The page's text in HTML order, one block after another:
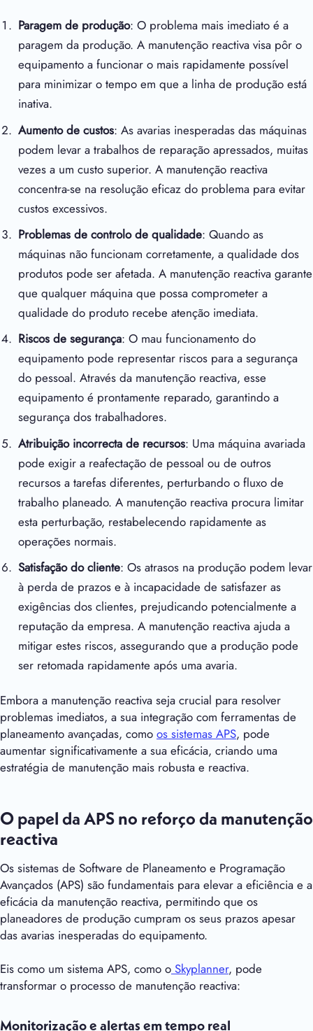
Paragem de produção: O problema mais imediato é a
paragem da produção. A manutenção reactiva visa pôr o
equipamento a funcionar o mais rapidamente possível
para minimizar o tempo em que a linha de produção está
inativa.
Aumento de custos: As avarias inesperadas das máquinas
podem levar a trabalhos de reparação apressados, muitas
vezes a um custo superior. A manutenção reactiva
concentra-se na resolução eficaz do problema para evitar
custos excessivos.
Problemas de controlo de qualidade: Quando as
máquinas não funcionam corretamente, a qualidade dos
produtos pode ser afetada. A manutenção reactiva garante
que qualquer máquina que possa comprometer a
qualidade do produto recebe atenção imediata.
Riscos de segurança: O mau funcionamento do
equipamento pode representar riscos para a segurança
do pessoal. Através da manutenção reactiva, esse
equipamento é prontamente reparado, garantindo a
segurança dos trabalhadores.
Atribuição incorrecta de recursos: Uma máquina avariada
pode exigir a reafectação de pessoal ou de outros
recursos a tarefas diferentes, perturbando o fluxo de
trabalho planeado. A manutenção reactiva procura limitar
esta perturbação, restabelecendo rapidamente as
operações normais.
Satisfação do cliente: Os atrasos na produção podem levar
à perda de prazos e à incapacidade de satisfazer as
exigências dos clientes, prejudicando potencialmente a
reputação da empresa. A manutenção reactiva ajuda a
mitigar estes riscos, assegurando que a produção pode
ser retomada rapidamente após uma avaria.
Embora a manutenção reactiva seja crucial para resolver
problemas imediatos, a sua integração com ferramentas de
planeamento avançadas, como os sistemas APS, pode
aumentar significativamente a sua eficácia, criando uma
estratégia de manutenção mais robusta e reactiva.
O papel da APS no reforço da manutenção
reactiva
Os sistemas de Software de Planeamento e Programação
Avançados (APS) são fundamentais para elevar a eficiência e a
eficácia da manutenção reactiva, permitindo que os
planeadores de produção cumpram os seus prazos apesar
das avarias inesperadas do equipamento.
Eis como um sistema APS, como o Skyplanner, pode
transformar o processo de manutenção reactiva:
Monitorização e alertas em tempo real